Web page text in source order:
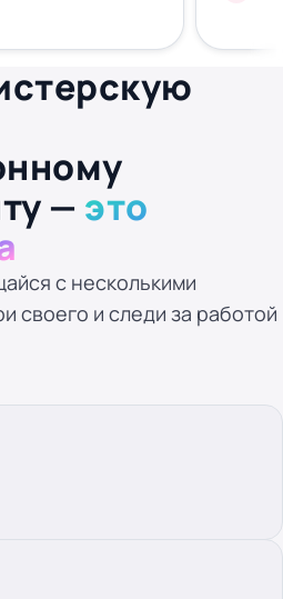
— это
с несколькими
своего и следи за работой